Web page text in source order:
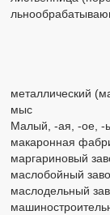
металлический
мыс
Малый, -ая, -ое, -
макаронная
маргариновый
маслобойный
маслодельный